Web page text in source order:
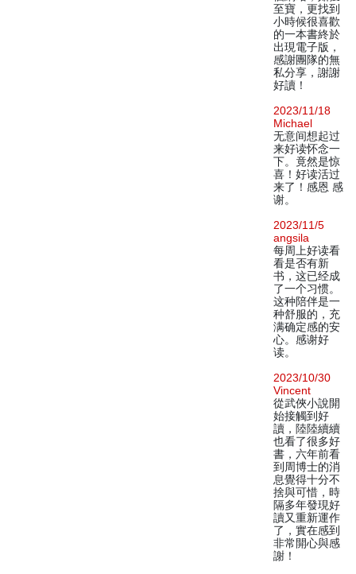
至寶，更找到
小時候很喜歡
的一本書終於
出現電子版，
感謝團隊的無
私分享，謝謝
好讀！
2023/11/18
Michael
无意间想起过
来好读怀念一
下。竟然是惊
喜！好读活过
来了！感恩 感
谢。
2023/11/5
angsila
每周上好读看
看是否有新
书，这已经成
了一个习惯。
这种陪伴是一
种舒服的，充
满确定感的安
心。感谢好
读。
2023/10/30
Vincent
從武俠小說開
始接觸到好
讀，陸陸續續
也看了很多好
書，六年前看
到周博士的消
息覺得十分不
捨與可惜，時
隔多年發現好
讀又重新運作
了，實在感到
非常開心與感
謝！